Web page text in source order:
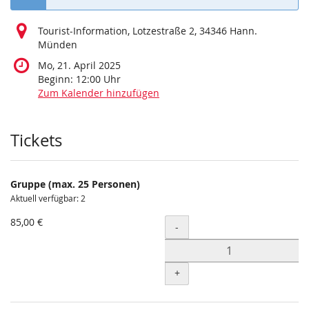
Tourist-Information, Lotzestraße 2, 34346 Hann.
Münden
Mo, 21. April 2025
Beginn: 12:00 Uhr
Zum Kalender hinzufügen
Produkte
Tickets
Gruppe (max. 25 Personen)
Aktuell verfügbar: 2
85,00 € Menge
-
+